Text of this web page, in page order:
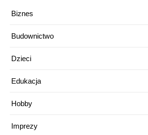
Biznes
Budownictwo
Dzieci
Edukacja
Hobby
Imprezy